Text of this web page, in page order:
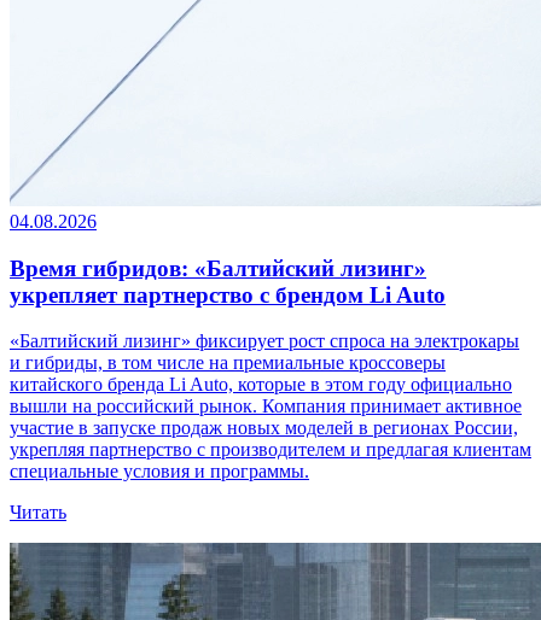
04.08.2026
Время гибридов: «Балтийский лизинг»
укрепляет партнерство с брендом Li Auto
«Балтийский лизинг» фиксирует рост спроса на электрокары
и гибриды, в том числе на премиальные кроссоверы
китайского бренда Li Auto, которые в этом году официально
вышли на российский рынок. Компания принимает активное
участие в запуске продаж новых моделей в регионах России,
укрепляя партнерство с производителем и предлагая клиентам
специальные условия и программы.
Читать